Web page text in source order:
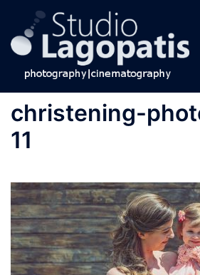
content
christening-
11